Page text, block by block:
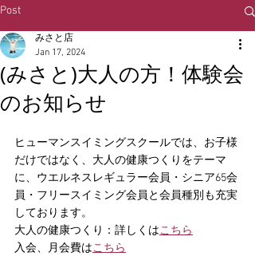
Post
(みさと)大人の方！体験会
のお知らせ
みさと店
Jan 17, 2024
ヒューマンスイミングスクールでは、お子様
だけではなく、大人の健康つくりをテーマ
に、ウエルネスレギュラー会員・シニア65会
員・フリースイミング会員と会員種別も充実
しております。
大人の健康つくり：詳しくはこちら
入会、月会費はこちら